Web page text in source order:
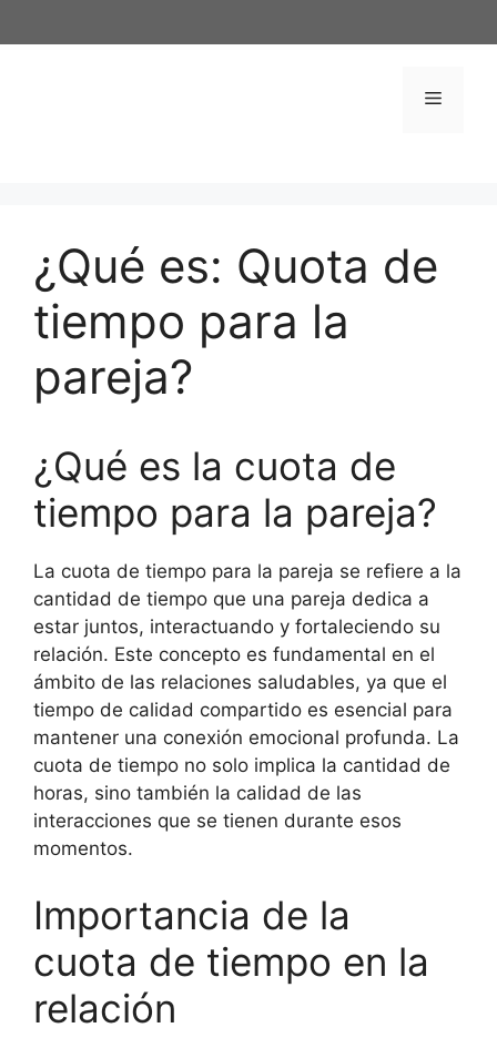
al
Menú
¿Qué es: Quota de
tiempo para la
pareja?
¿Qué es la cuota de
tiempo para la pareja?
La cuota de tiempo para la pareja se refiere a la
cantidad de tiempo que una pareja dedica a
estar juntos, interactuando y fortaleciendo su
relación. Este concepto es fundamental en el
ámbito de las relaciones saludables, ya que el
tiempo de calidad compartido es esencial para
mantener una conexión emocional profunda. La
cuota de tiempo no solo implica la cantidad de
horas, sino también la calidad de las
interacciones que se tienen durante esos
momentos.
Importancia de la
cuota de tiempo en la
relación